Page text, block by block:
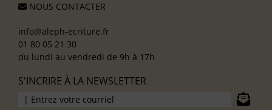
NOUS CONTACTER
info@aleph-ecriture.fr
01 80 05 21 30
du lundi au vendredi de 9h à 17h
S'INCRIRE À LA NEWSLETTER